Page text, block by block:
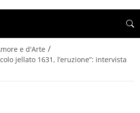
e d'Arte /
jellato 1631, l’eruzione”: intervista